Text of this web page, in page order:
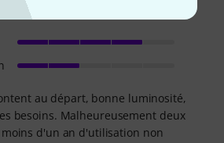
Maison Ritt 14.03.2024
au départ, bonne luminosité,
besoins. Malheureusement deux
d'un an d'utilisation non